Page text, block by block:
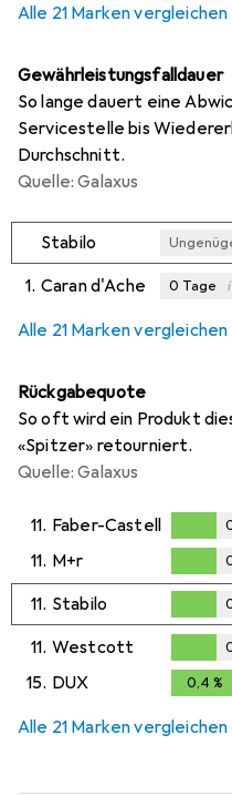
Alle 21 Marken vergleichen
Gewährleistungsfalldauer
So lange dauert eine
Servicestelle bis
Durchschnitt.
Quelle: Galaxus
Stabilo
1. Caran d'Ache 0 Tage i
Alle 21 Marken vergleichen
Rückgabequote
So oft wird ein Produkt
«Spitzer» retourniert.
Quelle: Galaxus
11. Faber-Castell
0,3%
11. M+r
0,3%
11. Stabilo
0,3%
11. Westcott
0,3%
15. DUX 0,4 %
Alle 21 Marken vergleichen